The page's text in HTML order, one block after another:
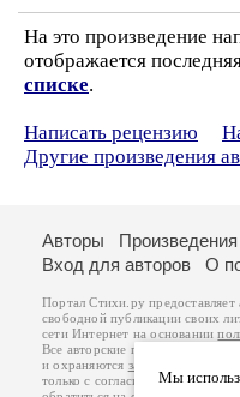
На это произведение
отображается
списке.
Написать рецензию
Другие произведения
Мы
Авторы Произведения
Вход для авторов
О
Портал Стихи.ру
свободной публикации своих
сети Интернет на основании
Все авторские права на
и охраняются законом
.
только с согласия его автора, к